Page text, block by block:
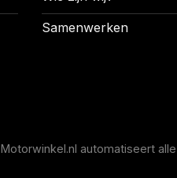
Samenwerken
Motorwinkel.nl automatiseert